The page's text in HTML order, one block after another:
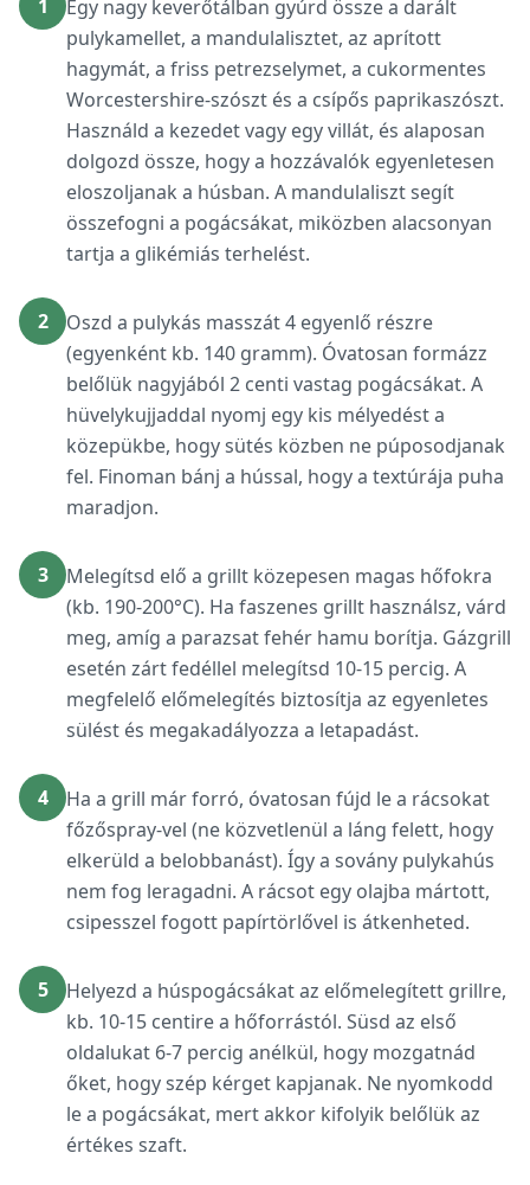
1
Egy nagy keverőtálban gyúrd össze a darált
pulykamellet, a mandulalisztet, az aprított
hagymát, a friss petrezselymet, a cukormentes
Worcestershire-szószt és a csípős paprikaszószt.
Használd a kezedet vagy egy villát, és alaposan
dolgozd össze, hogy a hozzávalók egyenletesen
eloszoljanak a húsban. A mandulaliszt segít
összefogni a pogácsákat, miközben alacsonyan
tartja a glikémiás terhelést.
2
Oszd a pulykás masszát 4 egyenlő részre
(egyenként kb. 140 gramm). Óvatosan formázz
belőlük nagyjából 2 centi vastag pogácsákat. A
hüvelykujjaddal nyomj egy kis mélyedést a
közepükbe, hogy sütés közben ne púposodjanak
fel. Finoman bánj a hússal, hogy a textúrája puha
maradjon.
3
Melegítsd elő a grillt közepesen magas hőfokra
(kb. 190-200°C). Ha faszenes grillt használsz, várd
meg, amíg a parazsat fehér hamu borítja. Gázgrill
esetén zárt fedéllel melegítsd 10-15 percig. A
megfelelő előmelegítés biztosítja az egyenletes
sülést és megakadályozza a letapadást.
4
Ha a grill már forró, óvatosan fújd le a rácsokat
főzőspray-vel (ne közvetlenül a láng felett, hogy
elkerüld a belobbanást). Így a sovány pulykahús
nem fog leragadni. A rácsot egy olajba mártott,
csipesszel fogott papírtörlővel is átkenheted.
5
Helyezd a húspogácsákat az előmelegített grillre,
kb. 10-15 centire a hőforrástól. Süsd az első
oldalukat 6-7 percig anélkül, hogy mozgatnád
őket, hogy szép kérget kapjanak. Ne nyomkodd
le a pogácsákat, mert akkor kifolyik belőlük az
értékes szaft.